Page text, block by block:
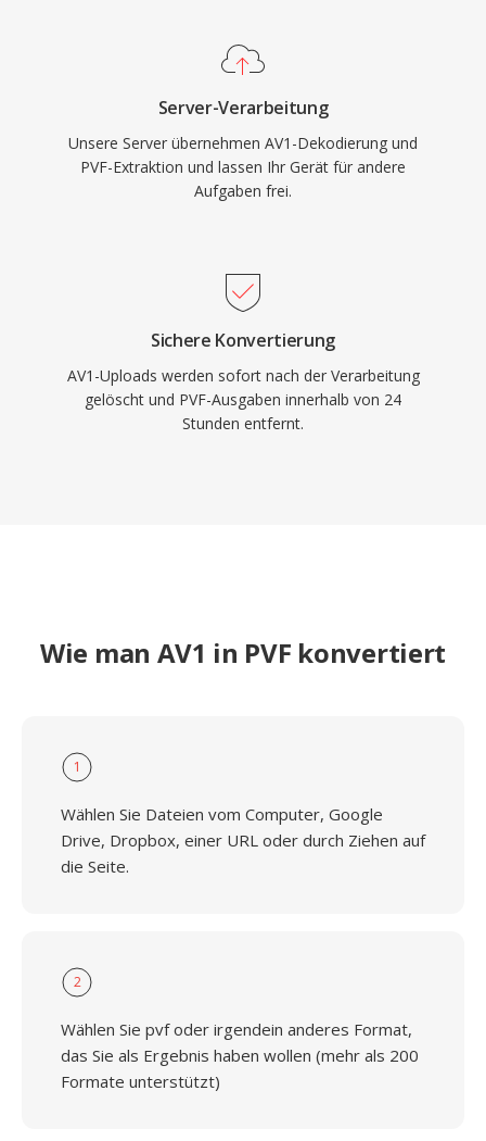
Server-Verarbeitung
Unsere Server übernehmen AV1-Dekodierung und
PVF-Extraktion und lassen Ihr Gerät für andere
Aufgaben frei.
Sichere Konvertierung
AV1-Uploads werden sofort nach der Verarbeitung
gelöscht und PVF-Ausgaben innerhalb von 24
Stunden entfernt.
Wie man AV1 in PVF konvertiert
1
Wählen Sie Dateien vom Computer, Google
Drive, Dropbox, einer URL oder durch Ziehen auf
die Seite.
2
Wählen Sie pvf oder irgendein anderes Format,
das Sie als Ergebnis haben wollen (mehr als 200
Formate unterstützt)